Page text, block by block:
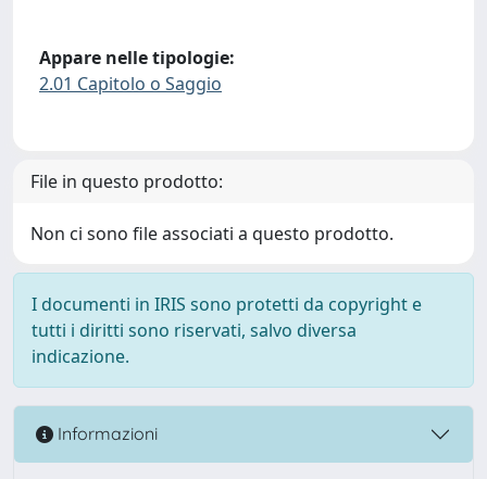
Appare nelle tipologie:
2.01 Capitolo o Saggio
File in questo prodotto:
Non ci sono file associati a questo prodotto.
I documenti in IRIS sono protetti da copyright e
tutti i diritti sono riservati, salvo diversa
indicazione.
Informazioni